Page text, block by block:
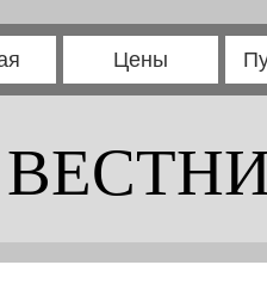
Цены